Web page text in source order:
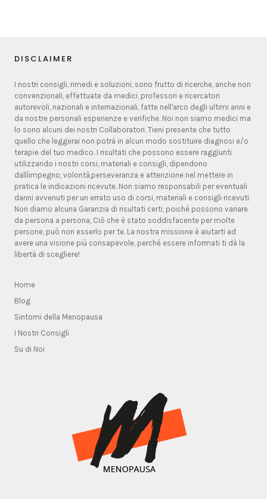
DISCLAIMER
I nostri consigli, rimedi e soluzioni, sono frutto di ricerche, anche non
convenzionali, effettuate da medici, professori e ricercatori
autorevoli, nazionali e internazionali, fatte nell'arco degli ultimi anni e
da nostre personali esperienze e verifiche. Noi non siamo medici ma
lo sono alcuni dei nostri Collaboratori. Tieni presente che tutto
quello che leggerai non potrà in alcun modo sostituire diagnosi e/o
terapie del tuo medico. I risultati che possono essere raggiunti
utilizzando i nostri corsi, materiali e consigli, dipendono
dallíimpegno, volontà,perseveranza e attenzione nel mettere in
pratica le indicazioni ricevute. Non siamo responsabili per eventuali
danni avvenuti per un errato uso di corsi, materiali e consigli ricevuti.
Non diamo alcuna Garanzia di risultati certi, poiché possono variare
da persona a persona, Ciò che è stato soddisfacente per molte
persone, può non esserlo per te. La nostra missione è aiutarti ad
avere una visione più consapevole, perché essere informati ti dà la
libertà di scegliere!
Home
Blog
Sintomi della Menopausa
I Nostri Consigli
Su di Noi